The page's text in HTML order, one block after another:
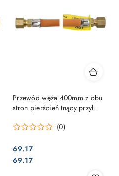
Przewód węża 400mm z obu
stron pierścień tnący przyl.
(0)
Cena:
69.17
Cena:
69.17